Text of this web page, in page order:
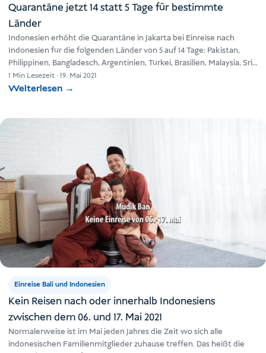
Quarantäne jetzt 14 statt 5 Tage für bestimmte
Länder
Indonesien erhöht die Quarantäne in Jakarta bei Einreise nach
Indonesien für die folgenden Länder von 5 auf 14 Tage: Pakistan,
Philippinen, Bangladesch, Argentinien, Türkei, Brasilien, Malaysia, Sri
Lanka,…
1 Min Lesezeit ·19. Mai 2021
Weiterlesen →
Einreise Bali und Indonesien
Kein Reisen nach oder innerhalb Indonesiens
zwischen dem 06. und 17. Mai 2021
Normalerweise ist im Mai jeden Jahres die Zeit wo sich alle
indonesischen Familienmitglieder zuhause treffen. Das heißt die